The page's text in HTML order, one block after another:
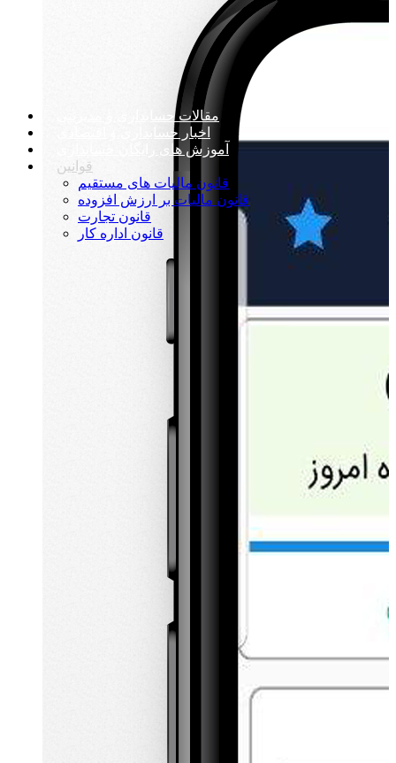
مقالات حسابداری و مدیریتی
اخبار حسابداری و اقتصادی
آموزش های رایگان حسابداری
قوانین
قانون مالیات های مستقیم
قانون مالیات بر ارزش افزوده
قانون تجارت
قانون اداره کار